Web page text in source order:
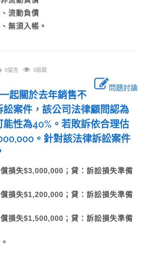
流動負債
無須入帳。
0留言 0追蹤
問題討論
起關於去年銷售不
訟案件，該公司法律顧問認為
能性為40%。若敗訴依合理估
。針對該法律訴訟案件
損失$3,000,000；貸：訴訟損失準備
損失$1,200,000；貸：訴訟損失準備
損失$1,500,000；貸：訴訟損失準備